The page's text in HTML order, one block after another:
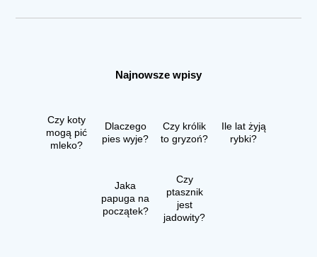
Najnowsze wpisy
Czy koty
mogą pić
mleko?
Dlaczego
pies wyje?
Czy królik
to gryzoń?
Ile lat żyją
rybki?
Jaka
papuga na
początek?
Czy
ptasznik
jest
jadowity?